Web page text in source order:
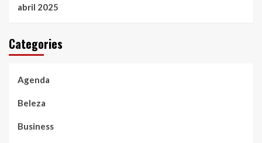
abril 2025
Categories
Agenda
Beleza
Business